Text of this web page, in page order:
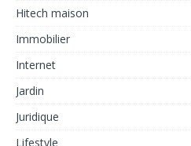
Hitech maison
Immobilier
Internet
Jardin
Juridique
Lifestyle